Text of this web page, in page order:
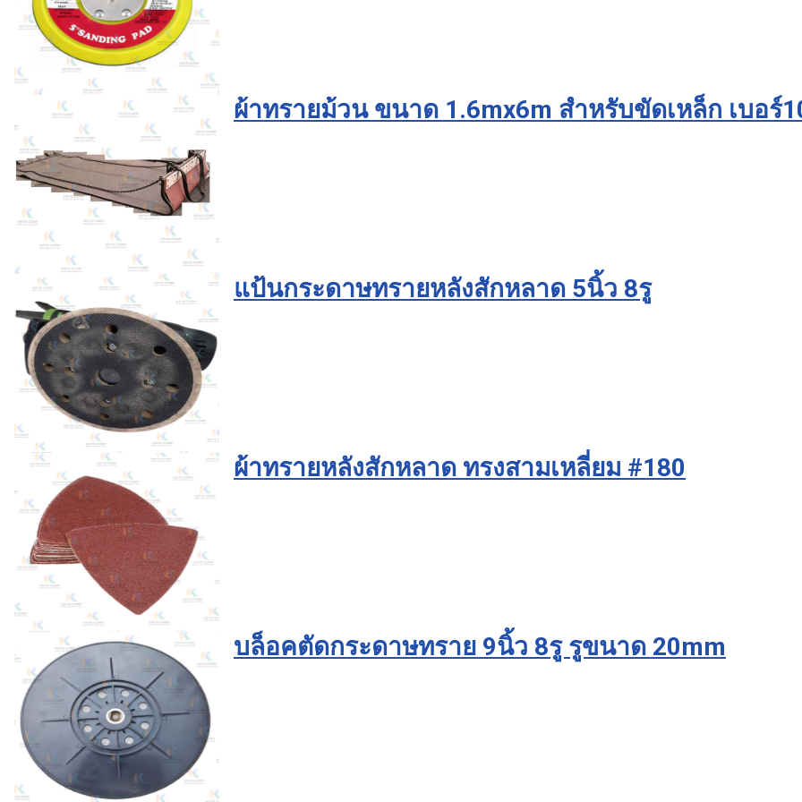
ผ้าทรายม้วน ขนาด 1.6mx6m สำหรับขัดเหล็ก เบอร์
แป้นกระดาษทรายหลังสักหลาด 5นิ้ว 8รู
ผ้าทรายหลังสักหลาด ทรงสามเหลี่ยม #180
บล็อคตัดกระดาษทราย 9นิ้ว 8รู รูขนาด 20mm